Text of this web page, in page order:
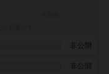
非公開
非公開